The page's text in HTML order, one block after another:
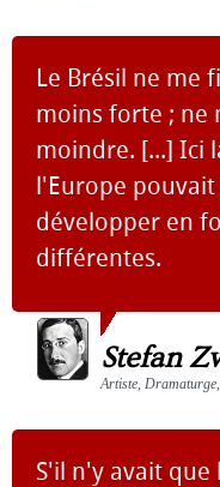
Le Brésil ne me
moins forte ; ne
moindre. [...] Ici
l'Europe
développer en
différentes.
Stefan
Artiste,
S'il n'y avait que